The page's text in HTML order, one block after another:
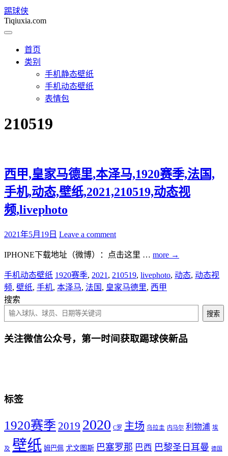
踢球侠
Tiqiuxia.com
首页
类别
手机静态壁纸
手机动态壁纸
表情包
210519
西甲,皇家马德里,本泽马,1920赛季,法国,
手机,动态,壁纸,2021,210519,动态视
频,livephoto
2021年5月19日 Leave a comment
IPHONE下载地址（微博）：点击这里 … more →
手机动态壁纸 1920赛季, 2021 , 210519, livephoto, 动态, 动态视
频, 壁纸, 手机, 本泽马, 法国 , 皇家马德里, 西甲
搜索
搜索
关注微信公众号，第一时间获取踢球侠新品
标签
1920赛季 2019 2020 C罗 主场 乌拉圭 内马尔 利物浦 埃
及 壁纸 姆巴佩 尤文图斯 巴塞罗那 巴西 巴黎圣日耳曼 德国